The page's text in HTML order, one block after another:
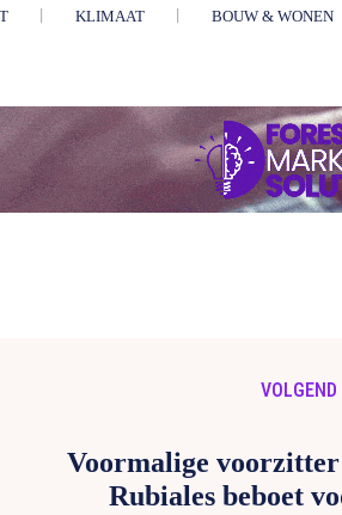
KLIMAAT BOUW & WONEN
Voormalige voorzitter
Rubiales beboet